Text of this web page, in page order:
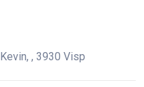
Kevin, , 3930 Visp